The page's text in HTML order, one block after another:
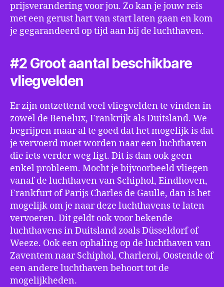
prijsverandering voor jou. Zo kan je jouw reis
met een gerust hart van start laten gaan en kom
je gegarandeerd op tijd aan bij de luchthaven.
#2 Groot aantal beschikbare
vliegvelden
Er zijn ontzettend veel vliegvelden te vinden in
zowel de Benelux, Frankrijk als Duitsland. We
begrijpen maar al te goed dat het mogelijk is dat
je vervoerd moet worden naar een luchthaven
die iets verder weg ligt. Dit is dan ook geen
enkel probleem. Mocht je bijvoorbeeld vliegen
vanaf de luchthaven van Schiphol, Eindhoven,
Frankfurt of Parijs Charles de Gaulle, dan is het
mogelijk om je naar deze luchthavens te laten
vervoeren. Dit geldt ook voor bekende
luchthavens in Duitsland zoals Düsseldorf of
Weeze. Ook een ophaling op de luchthaven van
Zaventem naar Schiphol, Charleroi, Oostende of
een andere luchthaven behoort tot de
mogelijkheden.